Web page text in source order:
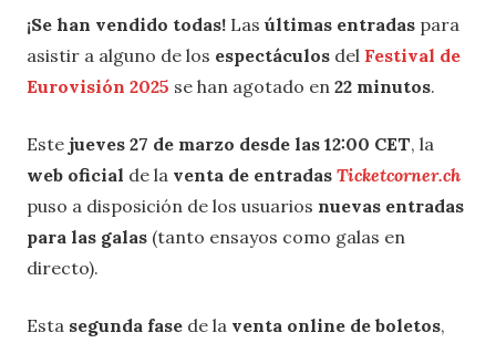
¡Se han vendido todas! Las últimas entradas para
asistir a alguno de los espectáculos del Festival de
Eurovisión 2025 se han agotado en 22 minutos.
Este jueves 27 de marzo desde las 12:00 CET, la
web oficial de la venta de entradas Ticketcorner.ch
puso a disposición de los usuarios nuevas entradas
para las galas (tanto ensayos como galas en
directo).
Esta segunda fase de la venta online de boletos,